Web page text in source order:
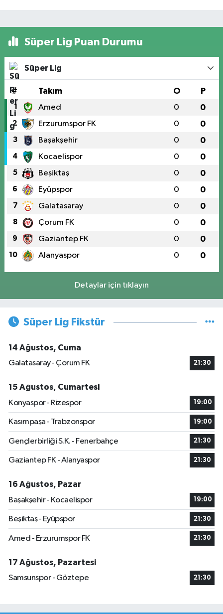
Süper Lig Puan Durumu
Süper Lig
# Takım O P
1 Amed 0 0
2 Erzurumspor FK 0 0
3 Başakşehir 0 0
4 Kocaelispor 0 0
5 Beşiktaş 0 0
6 Eyüpspor 0 0
7 Galatasaray 0 0
8 Çorum FK 0 0
9 Gaziantep FK 0 0
10 Alanyaspor 0 0
Detaylar için tıklayın
Süper Lig Fikstür
14 Ağustos, Cuma
Galatasaray - Çorum FK
21:30
15 Ağustos, Cumartesi
Konyaspor - Rizespor
19:00
Kasımpaşa - Trabzonspor 19:00
Gençlerbirliği S.K. - Fenerbahçe 21:30
Gaziantep FK - Alanyaspor 21:30
16 Ağustos, Pazar
Başakşehir - Kocaelispor
19:00
Beşiktaş - Eyüpspor 21:30
Amed - Erzurumspor FK 21:30
17 Ağustos, Pazartesi
Samsunspor - Göztepe
21:30